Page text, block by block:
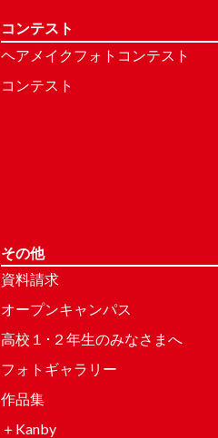
コンテスト
ヘアメイクフォトコンテスト
コンテスト
その他
資料請求
オープンキャンパス
高校１･２年生のみなさまへ
フォトギャラリー
作品集
＋Kanby